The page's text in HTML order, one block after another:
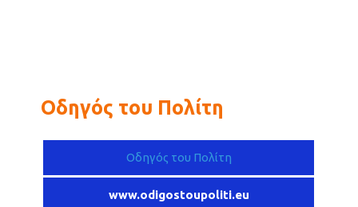
Οδηγός του Πολίτη
Οδηγός του Πολίτη
www.odigostoupoliti.eu